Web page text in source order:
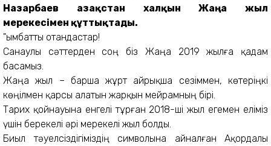
Назарбаев Қазақстан халқын Жаңа жыл
мерекесімен құттықтады.
"Қымбатты отандастар!
Санаулы сәттерден соң біз Жаңа 2019 жылға қадам
басамыз.
Жаңа жыл – барша жұрт айрықша сезіммен, көтеріңкі
көңілмен қарсы алатын жарқын мейрамның бірі.
Тарих қойнауына енгелі тұрған 2018-ші жыл егемен еліміз
үшін берекелі әрі мерекелі жыл болды.
Биыл тәуелсіздігіміздің символына айналған Ақордалы